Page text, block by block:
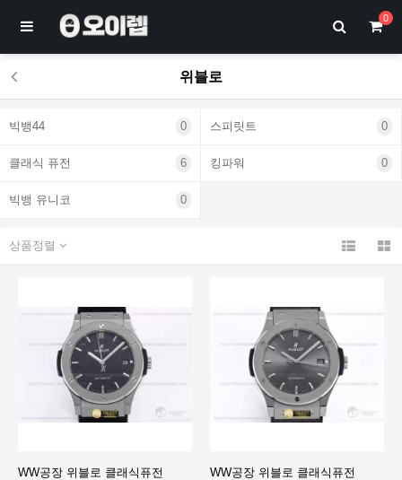
0
위블로
빅뱅44 0 스피릿트 0
클래식 퓨전 6 킹파워 0
빅뱅 유니코 0
상품정렬
WW공장 위블로 클래식퓨전
WW공장 위블로 클래식퓨전